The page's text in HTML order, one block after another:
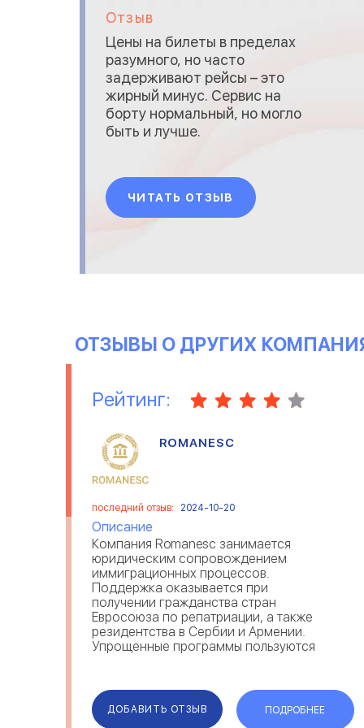
Отзыв
Цены на билеты в пределах
разумного, но часто
задерживают рейсы – это
жирный минус. Сервис на
борту нормальный, но могло
быть и лучше.
ЧИТАТЬ ОТЗЫВ
ОТЗЫВЫ О ДРУГИХ
Рейтинг:
ROMANESC
последний отзыв: 2024-10-20
Описание
Компания Romanesc занимается
юридическим сопровождением
иммиграционных процессов.
Поддержка оказывается при
получении гражданства стран
Евросоюза по репатриации, а также
резидентства в Сербии и Армении.
Упрощенные программы пользуются
Прописанные в договоре гарантии,
говорят об ответственности и
надежности ...
ДОБАВИТЬ ОТЗЫВ ПОДРОБНЕЕ